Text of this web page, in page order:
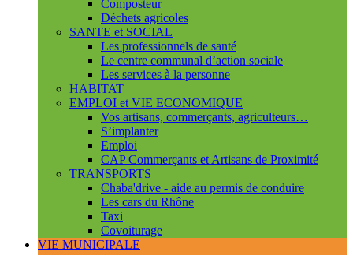
Composteur
Déchets agricoles
SANTE et SOCIAL
Les professionnels de santé
Le centre communal d’action sociale
Les services à la personne
HABITAT
EMPLOI et VIE ECONOMIQUE
Vos artisans, commerçants, agriculteurs…
S’implanter
Emploi
CAP Commerçants et Artisans de Proximité
TRANSPORTS
Chaba'drive - aide au permis de conduire
Les cars du Rhône
Taxi
Covoiturage
VIE MUNICIPALE